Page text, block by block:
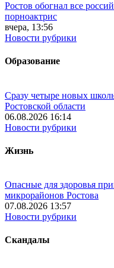
Ростов обогнал все
порноактрис
вчера, 13:56
Новости рубрики
Образование
Сразу четыре новых
Ростовской области
06.08.2026 16:14
Новости рубрики
Жизнь
Опасные для здоровья
микрорайонов Ростова
07.08.2026 13:57
Новости рубрики
Скандалы